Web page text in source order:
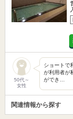
50代～
女性
ショートで
が利用者が
ができ…
関連情報から探す